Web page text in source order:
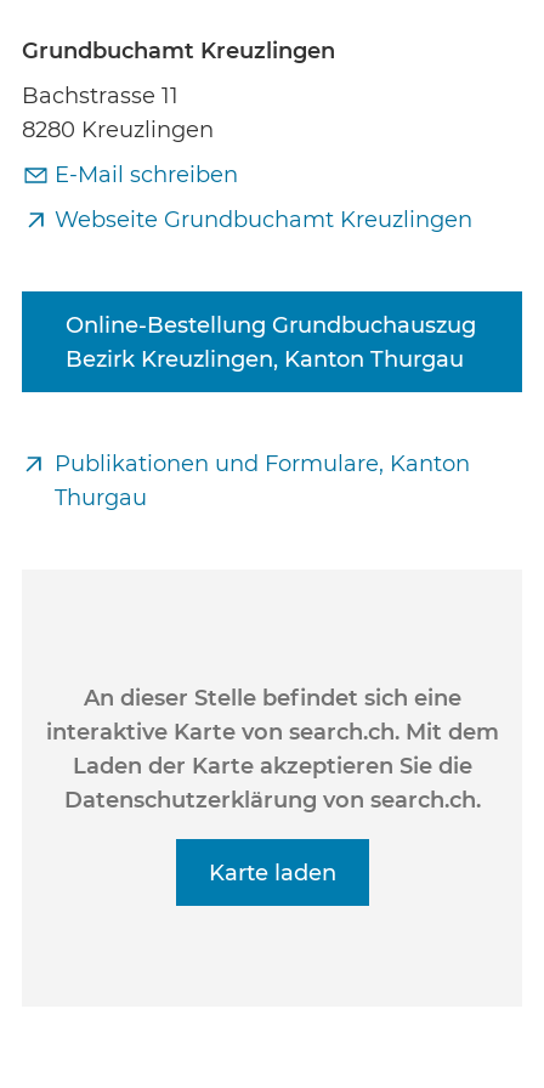
Grundbuchamt Kreuzlingen
Bachstrasse 11
8280 Kreuzlingen
E-Mail schreiben
Webseite Grundbuchamt Kreuzlingen
Online-Bestellung Grundbuchauszug
Bezirk Kreuzlingen, Kanton Thurgau
Publikationen und Formulare, Kanton
Thurgau
An dieser Stelle befindet sich eine
interaktive Karte von search.ch. Mit dem
Laden der Karte akzeptieren Sie die
Datenschutzerklärung von search.ch.
Karte laden